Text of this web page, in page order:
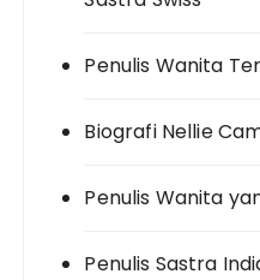
Penulis Wanita
Biografi Nellie
Penulis Wanita
Penulis Sastra